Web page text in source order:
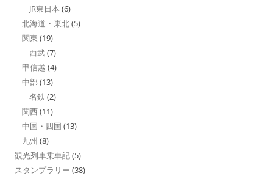
JR東日本 (6)
北海道・東北(5)
関東 (19)
西武(7)
甲信越 (4)
中部 (13)
名鉄 (2)
関西(11)
中国・四国 (13)
九州 (8)
観光列車乗車記(5)
スタンプラリー (38)